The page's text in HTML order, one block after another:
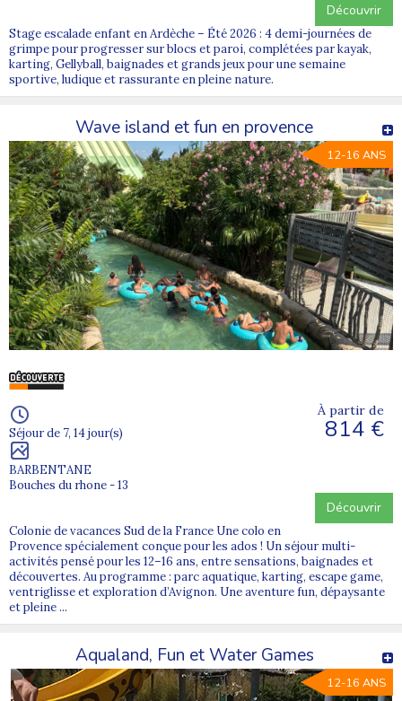
Découvrir
Stage escalade enfant en Ardèche – Été 2026 : 4 demi-journées de
grimpe pour progresser sur blocs et paroi, complétées par kayak,
karting, Gellyball, baignades et grands jeux pour une semaine
sportive, ludique et rassurante en pleine nature.
Wave island et fun en provence
12-16 ANS
Séjour de 7, 14 jour(s)
BARBENTANE
Bouches du rhone - 13
À partir de
814 €
Découvrir
Colonie de vacances Sud de la France Une colo en
Provence spécialement conçue pour les ados ! Un séjour multi-
activités pensé pour les 12–16 ans, entre sensations, baignades et
découvertes. Au programme : parc aquatique, karting, escape game,
ventriglisse et exploration d’Avignon. Une aventure fun, dépaysante
et pleine ...
Aqualand, Fun et Water Games
12-16 ANS